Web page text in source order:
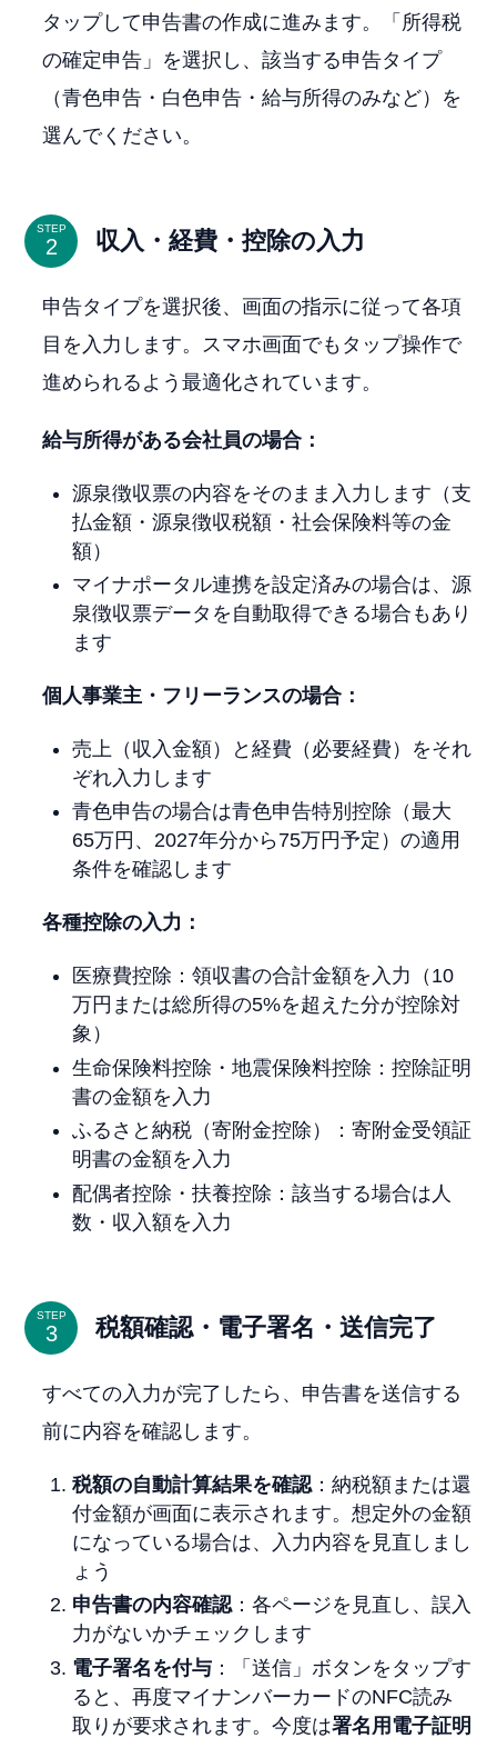
タップして申告書の作成に進みます。「所得税
の確定申告」を選択し、該当する申告タイプ
（青色申告・白色申告・給与所得のみなど）を
選んでください。
STEP 収入・経費・控除の入力
申告タイプを選択後、画面の指示に従って各項
目を入力します。スマホ画面でもタップ操作で
進められるよう最適化されています。
給与所得がある会社員の場合：
源泉徴収票の内容をそのまま入力します（支
払金額・源泉徴収税額・社会保険料等の金
額）
マイナポータル連携を設定済みの場合は、源
泉徴収票データを自動取得できる場合もあり
ます
個人事業主・フリーランスの場合：
売上（収入金額）と経費（必要経費）をそれ
ぞれ入力します
青色申告の場合は青色申告特別控除（最大
65万円、2027年分から75万円予定）の適用
条件を確認します
各種控除の入力：
医療費控除：領収書の合計金額を入力（10
万円または総所得の5%を超えた分が控除対
象）
生命保険料控除・地震保険料控除：控除証明
書の金額を入力
ふるさと納税（寄附金控除）：寄附金受領証
明書の金額を入力
配偶者控除・扶養控除：該当する場合は人
数・収入額を入力
STEP 税額確認・電子署名・送信完了
すべての入力が完了したら、申告書を送信する
前に内容を確認します。
税額の自動計算結果を確認 ：納税額または還
付金額が画面に表示されます。想定外の金額
になっている場合は、入力内容を見直しまし
ょう
申告書の内容確認：各ページを見直し、誤入
力がないかチェックします
電子署名を付与 ：「送信」ボタンをタップす
ると、再度マイナンバーカードのNFC読み
取りが要求されます。今度は署名用電子証明